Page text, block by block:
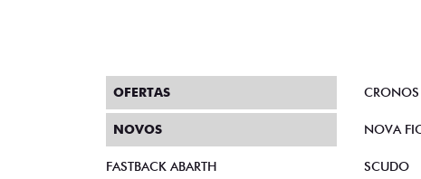
OFERTAS
NOVOS
FASTBACK ABARTH
CRONOS
NOVA
SCUDO